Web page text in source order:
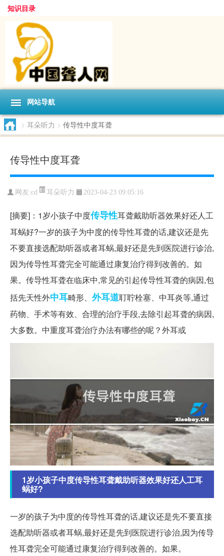
知识目录
网站导航
> 耳朵听力 > 传导性中度耳聋
传导性中度耳聋
网友:cd 耳朵听力 2023-04-23 09:05:16
[摘要]：1岁小孩子中度传导性耳聋戴助听器效果好还人工
耳蜗好?一岁的孩子为中度的传导性耳聋的话,建议还是先
不要直接选配助听器或者耳蜗,最好还是先到医院进行诊治,
因为传导性耳聋完全可能通过康复治疗得到改善的。如
果。传导性耳聋在临床中,常见的引起传导性耳聋的病因,包
括先天性外中耳畸形、 外耳道耵聍栓塞、中耳炎等,通过
药物、手术等有效、合理的治疗手段,去除引起耳聋的病因,
大多数。中重度耳聋治疗办法有哪些的呢？外耳或
1岁小孩子中度传导性耳聋戴助听器效果好还人工耳
蜗好?
一岁的孩子为中度的传导性耳聋的话,建议还是先不要直接
选配助听器或者耳蜗,最好还是先到医院进行诊治,因为传导
性耳聋完全可能通过康复治疗得到改善的。如果。